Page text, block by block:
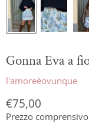
Gonna Eva a
l'amoreèovunque
Prezzo attuale
€75,00
Prezzo